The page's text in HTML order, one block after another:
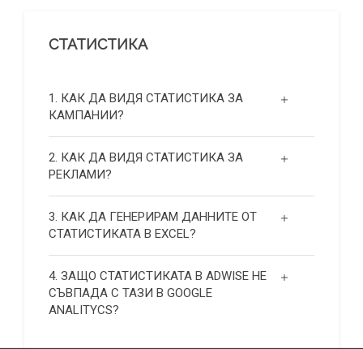
СТАТИСТИКА
1. КАК ДА ВИДЯ СТАТИСТИКА ЗА
КАМПАНИИ?
2. КАК ДА ВИДЯ СТАТИСТИКА ЗА
РЕКЛАМИ?
3. КАК ДА ГЕНЕРИРАМ ДАННИТЕ ОТ
СТАТИСТИКАТА В EXCEL?
4. ЗАЩО СТАТИСТИКАТА В ADWISE НЕ
СЪВПАДА С ТАЗИ В GOOGLE
ANALITYCS?